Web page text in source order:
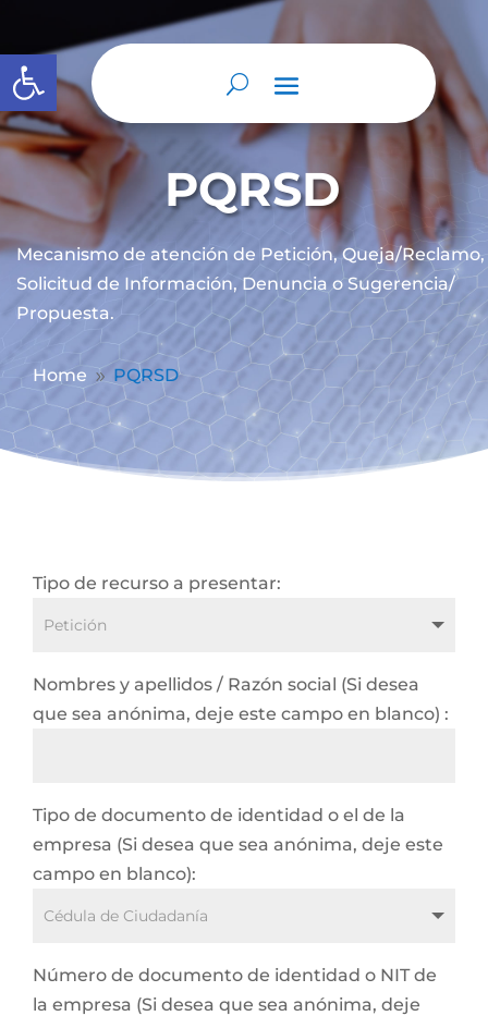
Abrir barra de herramientas
PQRSD
Mecanismo de atención de Petición, Queja/Reclamo,
Solicitud de Información, Denuncia o Sugerencia/
Propuesta.
Home 9 PQRSD
Tipo de recurso a presentar:
Nombres y apellidos / Razón social (Si desea
que sea anónima, deje este campo en blanco) :
Tipo de documento de identidad o el de la
empresa (Si desea que sea anónima, deje este
campo en blanco):
Número de documento de identidad o NIT de
la empresa (Si desea que sea anónima, deje